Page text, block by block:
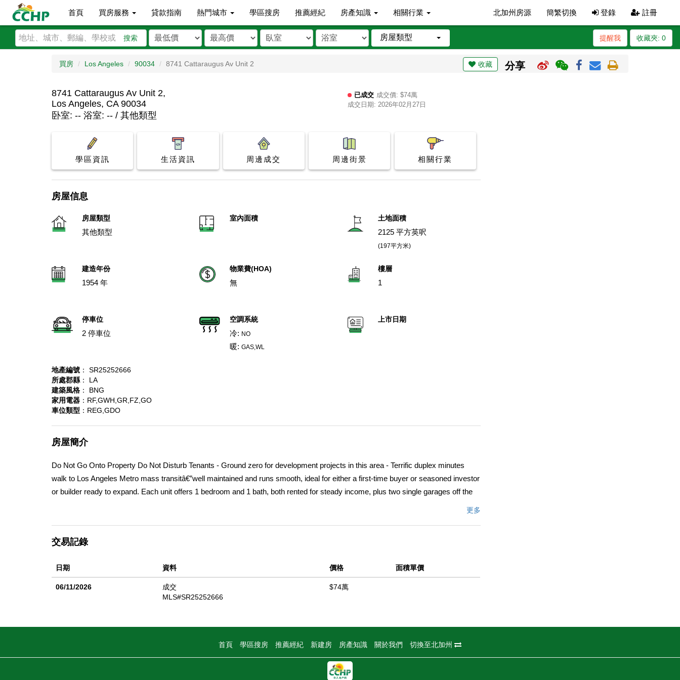
首頁 買房服務 貸款指南 熱門城市 學區搜房 推薦經紀 房產知識 相關行業 北加州房源 簡繁切換 登錄 註冊
搜索 房屋類型 收藏夾: 0
提醒我
買房 Los Angeles 90034 8741 Cattaraugus Av Unit 2 收藏 分享
8741 Cattaraugus Av Unit 2,
Los Angeles, CA 90034
已成交 成交價: $74萬
成交日期: 2026年02月27日
卧室: -- 浴室: -- / 其他類型
學區資訊 生活資訊 周邊成交 周邊街景 相關行業
房屋信息
房屋類型
其他類型
室內面積
土地面積
2125 平方英呎
(197平方米)
建造年份
1954 年
物業費(HOA)
無
樓層
1
停車位
2 停車位
空調系統
冷: NO
暖:GAS,WL
上市日期
地產編號 ： SR25252666
所處郡縣 ： LA
建築風格 ： BNG
家用電器 ：RF,GWH,GR,FZ,GO
車位類型 ：REG,GDO
房屋簡介
Do Not Go Onto Property Do Not Disturb Tenants - Ground zero for development projects in this area - Terrific duplex minutes
walk to Los Angeles Metro mass transitâ€”well maintained and runs smooth, ideal for either a first-time buyer or seasoned investor
or builder ready to expand. Each unit offers 1 bedroom and 1 bath, both rented for steady income, plus two single garages off the
更多
交易記錄
日期 資料 價格 面積單價
06/11/2026
成交
MLS#SR25252666
$74萬
首頁 學區搜房 推薦經紀 新建房 房產知識 關於我們 切換至北加州